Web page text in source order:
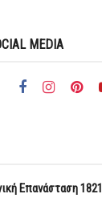
MEDIA
Επανάσταση 1821